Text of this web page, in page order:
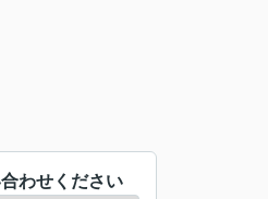
わせください